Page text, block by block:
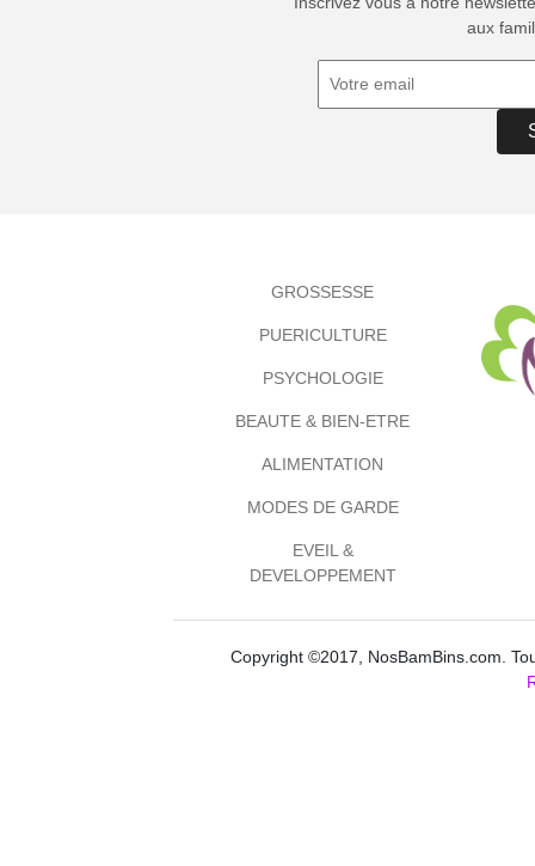
aux
GROSSESSE
PUERICULTURE
PSYCHOLOGIE
BEAUTE & BIEN-ETRE
ALIMENTATION
MODES DE GARDE
EVEIL &
DEVELOPPEMENT
Copyright ©2017, NosBamBins.com.